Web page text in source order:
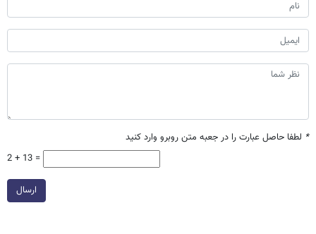
* لطفا حاصل عبارت را در جعبه متن روبرو وارد کنید
2 + 13 =
ارسال